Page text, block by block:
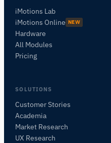
iMotions Lab
iMotions Online NEW
Hardware
All Modules
Pricing
SOLUTIONS
Customer Stories
Academia
Market Research
UX Research研究方法、製品、セン